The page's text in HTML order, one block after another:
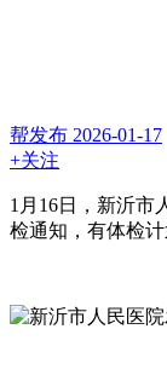
帮发布 2026-01-17
+关注
1月16日，新沂市
检通知，有体检